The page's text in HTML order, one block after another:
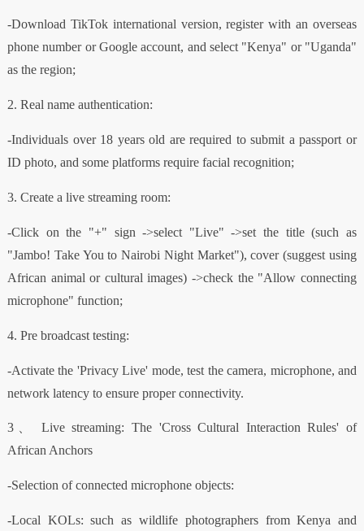
-Download TikTok international version, register with an overseas
phone number or Google account, and select "Kenya" or "Uganda"
as the region;
2. Real name authentication:
-Individuals over 18 years old are required to submit a passport or
ID photo, and some platforms require facial recognition;
3. Create a live streaming room:
-Click on the "+" sign ->select "Live" ->set the title (such as
"Jambo! Take You to Nairobi Night Market"), cover (suggest using
African animal or cultural images) ->check the "Allow connecting
microphone" function;
4. Pre broadcast testing:
-Activate the 'Privacy Live' mode, test the camera, microphone, and
network latency to ensure proper connectivity.
3、 Live streaming: The 'Cross Cultural Interaction Rules' of
African Anchors
-Selection of connected microphone objects:
-Local KOLs: such as wildlife photographers from Kenya and